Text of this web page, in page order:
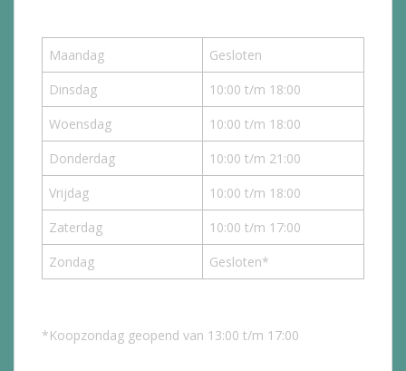
Maandag
Gesloten
Dinsdag
10:00 t/m 18:00
Woensdag
10:00 t/m 18:00
Donderdag
10:00 t/m 21:00
Vrijdag
10:00 t/m 18:00
Zaterdag
10:00 t/m 17:00
Zondag
Gesloten*
*Koopzondag geopend van 13:00 t/m 17:00